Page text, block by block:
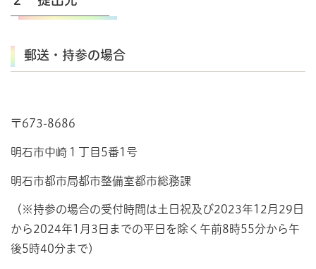
郵送・持参の場合
〒673-8686
明石市中崎１丁目5番1号
明石市都市局都市整備室都市総務課
（※持参の場合の受付時間は土日祝及び2023年12月29日
から2024年1月3日までの平日を除く午前8時55分から午
後5時40分まで）